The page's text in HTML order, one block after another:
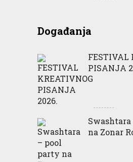
Događanja
FESTIVAL
PISANJA
na Zonar